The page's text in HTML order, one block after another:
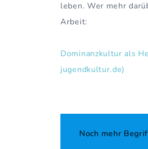
leben. Wer mehr
Arbeit:
Dominanzkultur als
jugendkultur.de)
Noch mehr